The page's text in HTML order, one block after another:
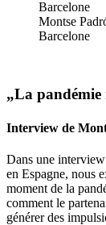
Montse
Barcelone
„La pandémie
Interview de
Dans une
en Espagne, nous
moment de la
comment le
générer des